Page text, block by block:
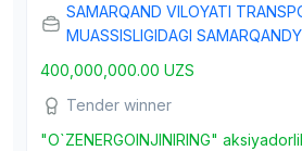
SAMARQAND VILOYATI
MUASSISLIGIDAGI
400,000,000.00 UZS
Tender winner
"O`ZENERGOINJINIRING"